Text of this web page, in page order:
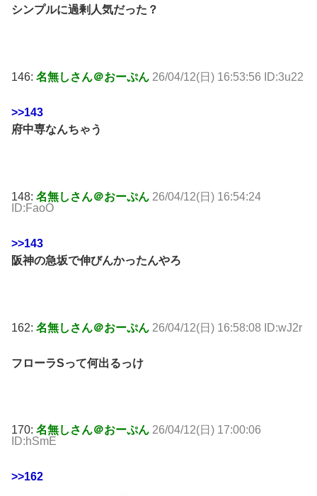
シンプルに過剰人気だった？
146: 名無しさん＠おーぷん 26/04/12(日) 16:53:56 ID:3u22
>>143
府中専なんちゃう
148: 名無しさん＠おーぷん 26/04/12(日) 16:54:24
ID:FaoO
>>143
阪神の急坂で伸びんかったんやろ
162: 名無しさん＠おーぷん 26/04/12(日) 16:58:08 ID:wJ2r
フローラSって何出るっけ
170: 名無しさん＠おーぷん 26/04/12(日) 17:00:06
ID:hSmE
>>162